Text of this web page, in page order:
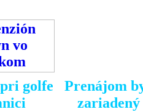
pri golfe Prenájom
zariadený s